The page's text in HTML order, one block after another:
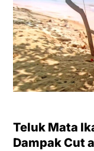
Teluk Mata
Dampak Cut